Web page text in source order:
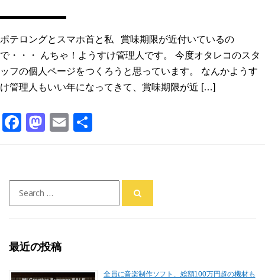
ポテロングとスマホ首と私 賞味期限が近付いているの
で・・・ んちゃ！ようすけ管理人です。 今度オタレコのスタ
ッフの個人ページをつくろうと思っています。 なんかようす
け管理人もいい年になってきて、賞味期限が近 […]
F
e
b
o
k
M
o
d
n
E
l
for:
最近の投稿
全員に音楽制作ソフト、総額100万円超の機材も